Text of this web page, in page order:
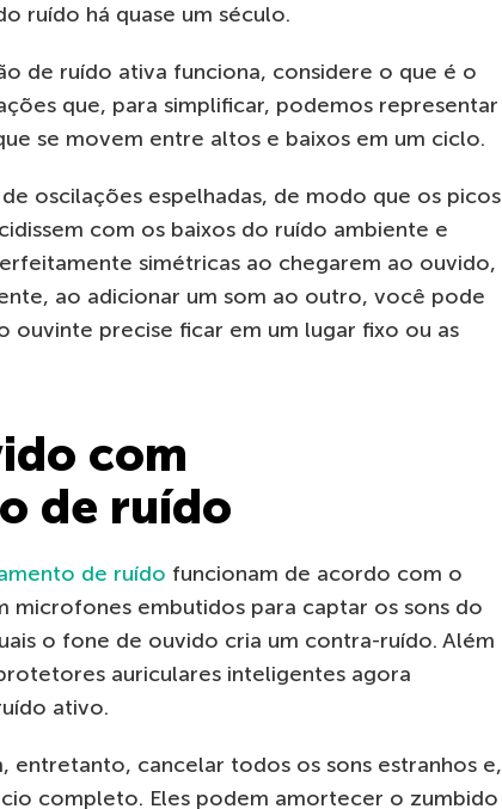
ruído há quase um século.
de ruído ativa funciona, considere o que é o
que, para simplificar, podemos representar
se movem entre altos e baixos em um ciclo.
oscilações espelhadas, de modo que os picos
com os baixos do ruído ambiente e
simétricas ao chegarem ao ouvido,
ao adicionar um som ao outro, você pode
ouvinte precise ficar em um lugar fixo ou as
com
de ruído
de ruído funcionam de acordo com o
microfones embutidos para captar os sons do
o fone de ouvido cria um contra-ruído. Além
auriculares inteligentes agora
ativo.
entretanto, cancelar todos os sons estranhos e,
completo. Eles podem amortecer o zumbido